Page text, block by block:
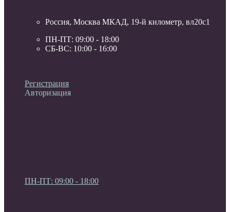
Россия, Москва МКАД, 19-й километр, вл20с1
ПН-ПТ: 09:00 - 18:00
СБ-ВС: 10:00 - 16:00
Регистрация
Авторизация
ПН-ПТ: 09:00 - 18:00